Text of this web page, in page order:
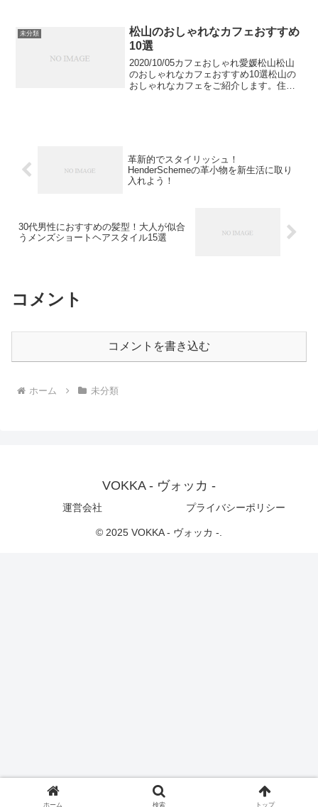
が、大阪にも人気店が多くそろっていま
す。注文後に...
未分類
松山のおしゃれなカフェおすすめ
10選
2020/10/05カフェおしゃれ愛媛松山松山
のおしゃれなカフェおすすめ10選松山の
おしゃれなカフェをご紹介します。住み
革新的でスタイリッシュ！
HenderSchemeの革小物を新生活に取り
入れよう！
30代男性におすすめの髪型！大人が似合
うメンズショートヘアスタイル15選
コメント
コメントを書き込む
ホーム 未分類
VOKKA - ヴォッカ -
運営会社 プライバシーポリシー
© 2025 VOKKA - ヴォッカ -.
ホーム 検索 トップ